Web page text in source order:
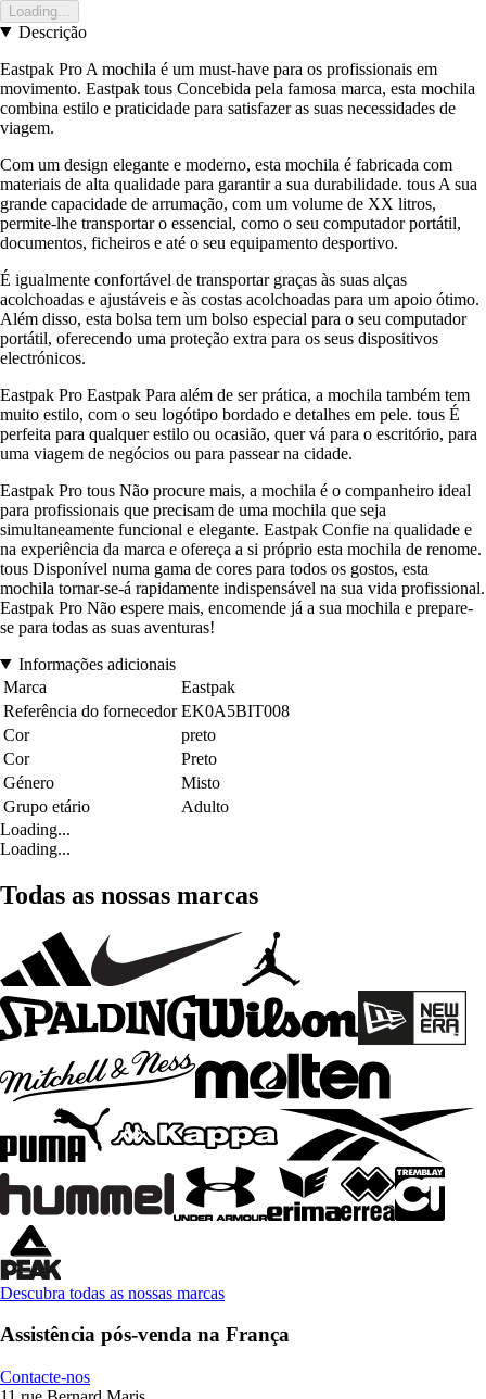
Loading...
Descrição
Eastpak Pro A mochila é um must-have para os profissionais em
movimento. Eastpak tous Concebida pela famosa marca, esta mochila
combina estilo e praticidade para satisfazer as suas necessidades de
viagem.
Com um design elegante e moderno, esta mochila é fabricada com
materiais de alta qualidade para garantir a sua durabilidade. tous A sua
grande capacidade de arrumação, com um volume de XX litros,
permite-lhe transportar o essencial, como o seu computador portátil,
documentos, ficheiros e até o seu equipamento desportivo.
É igualmente confortável de transportar graças às suas alças
acolchoadas e ajustáveis e às costas acolchoadas para um apoio ótimo.
Além disso, esta bolsa tem um bolso especial para o seu computador
portátil, oferecendo uma proteção extra para os seus dispositivos
electrónicos.
Eastpak Pro Eastpak Para além de ser prática, a mochila também tem
muito estilo, com o seu logótipo bordado e detalhes em pele. tous É
perfeita para qualquer estilo ou ocasião, quer vá para o escritório, para
uma viagem de negócios ou para passear na cidade.
Eastpak Pro tous Não procure mais, a mochila é o companheiro ideal
para profissionais que precisam de uma mochila que seja
simultaneamente funcional e elegante. Eastpak Confie na qualidade e
na experiência da marca e ofereça a si próprio esta mochila de renome.
tous Disponível numa gama de cores para todos os gostos, esta
mochila tornar-se-á rapidamente indispensável na sua vida profissional.
Eastpak Pro Não espere mais, encomende já a sua mochila e prepare-
se para todas as suas aventuras!
Informações adicionais
Marca
Eastpak
Referência do fornecedor EK0A5BIT008
Cor
preto
Cor
Preto
Género
Misto
Grupo etário
Adulto
Loading...
Loading...
Todas as nossas marcas
Descubra todas as nossas marcas
Assistência pós-venda na França
Contacte-nos